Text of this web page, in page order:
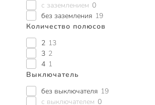
с заземлением 0
без заземления 19
Количество полюсов
2 13
3 2
4 1
Выключатель
без выключателя 19
с выключателем 0